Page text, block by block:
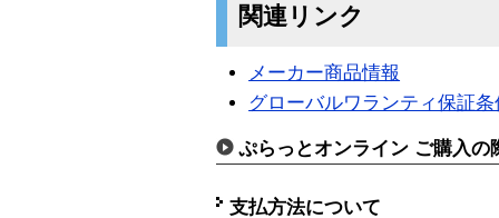
関連リンク
メーカー商品情報
グローバルワランティ保証
ぷらっとオンライン ご購入の
支払方法について